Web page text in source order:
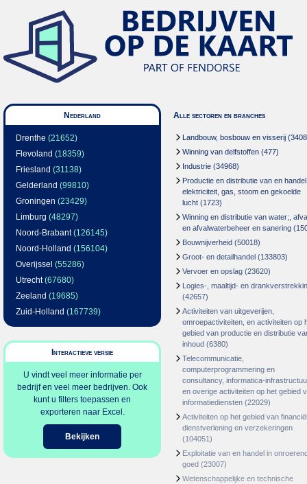
Nederland
Drenthe (21652)
Flevoland (18359)
Friesland (31138)
Gelderland (99810)
Groningen (23429)
Limburg (48297)
Noord-Brabant(126145)
Noord-Holland (156104)
Overijssel (55286)
Utrecht(67680)
Zeeland (19685)
Zuid-Holland (167739)
Interactieve versie
U vindt veel meer informatie per
bedrijf en veel meer bedrijven. Ook
kunt u filters toepassen en
exporteren naar Excel.
Bekijken
Alle sectoren en branches
Landbouw, bosbouw en visserij
Winning van delfstoffen (477)
Industrie (34968)
Productie en distributie van en
elektriciteit, gas, stoom en gekoelde
lucht (1723)
Winning en distributie van water;,
en afvalwaterbeheer en sanering
Bouwnijverheid (50018)
Groot- en detailhandel (133803)
Vervoer en opslag (23620)
Logies-, maaltijd- en
(42657)
Activiteiten van uitgeverijen,
omroepactiviteiten, en activiteiten op
gebied van productie en distributie
inhoud (6380)
Telecommunicatie,
computerprogrammering en
consultancy, informatica-
en overige activiteiten op het gebied
informatiediensten (22029)
Activiteiten op het gebied van
dienstverlening en verzekeringen
(104051)
Exploitatie van en handel in
goed (23007)
Wetenschappelijke en technische